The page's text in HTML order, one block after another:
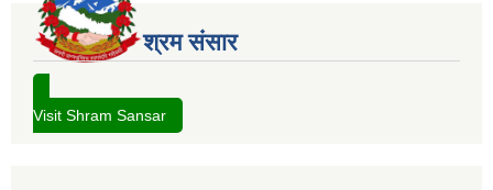
श्रम संसार
Visit Shram Sansar